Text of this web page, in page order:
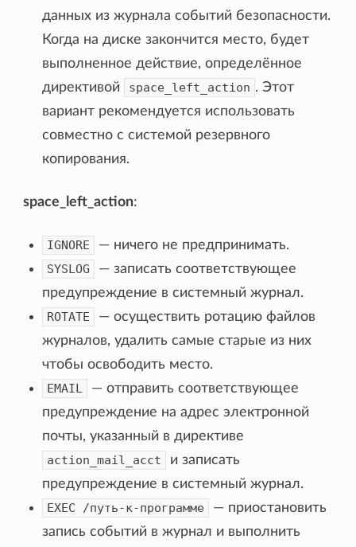
данных из журнала событий безопасности.
Когда на диске закончится место, будет
выполненное действие, определённое
директивой
space_left_action . Этот
вариант рекомендуется использовать
совместно с системой резервного
копирования.
space_left_action:
IGNORE
— ничего не предпринимать.
SYSLOG
— записать соответствующее
предупреждение в системный журнал.
ROTATE
— осуществить ротацию файлов
журналов, удалить самые старые из них
чтобы освободить место.
EMAIL
— отправить соответствующее
предупреждение на адрес электронной
почты, указанный в директиве
action_mail_acct
и записать
предупреждение в системный журнал.
EXEC
/путь-к-программе
— приостановить
запись событий в журнал и выполнить